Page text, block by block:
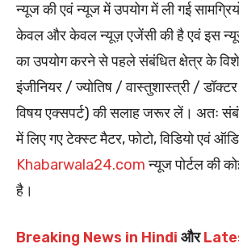
न्यूज की एवं न्यूज में उपयोग में ली गई
केवल और केवल न्यूज़ एजेंसी की है एवं इस न्यूज
का उपयोग करने से पहले संबंधित क्षेत्र के
इंजीनियर / ज्योतिष / वास्तुशास्त्री /
विषय एक्सपर्ट) की सलाह जरूर लें। अतः
में लिए गए टेक्स्ट मैटर, फोटो, विडियो एवं
Khabarwala24.comन्यूज पोर्टल की
है।
Breaking News in Hindi और